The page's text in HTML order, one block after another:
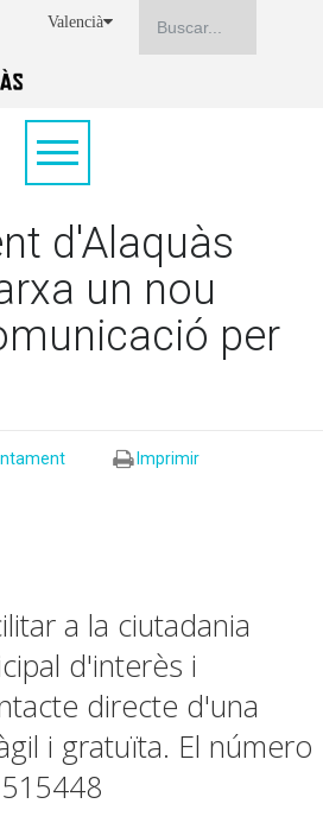
Valencià
d'Alaquàs
un nou
per
Imprimir
a la ciutadania
d'interès i
directe d'una
i gratuïta. El número